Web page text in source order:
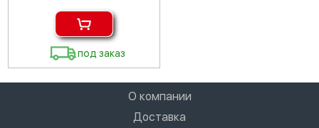
под заказ
О компании
Доставка